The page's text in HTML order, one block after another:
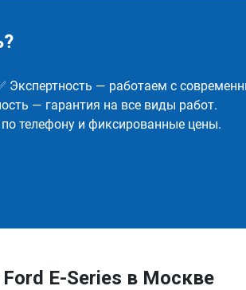
Экспертность — работаем с
— гарантия на все виды работ.
телефону и фиксированные цены.
E-Series в Москве